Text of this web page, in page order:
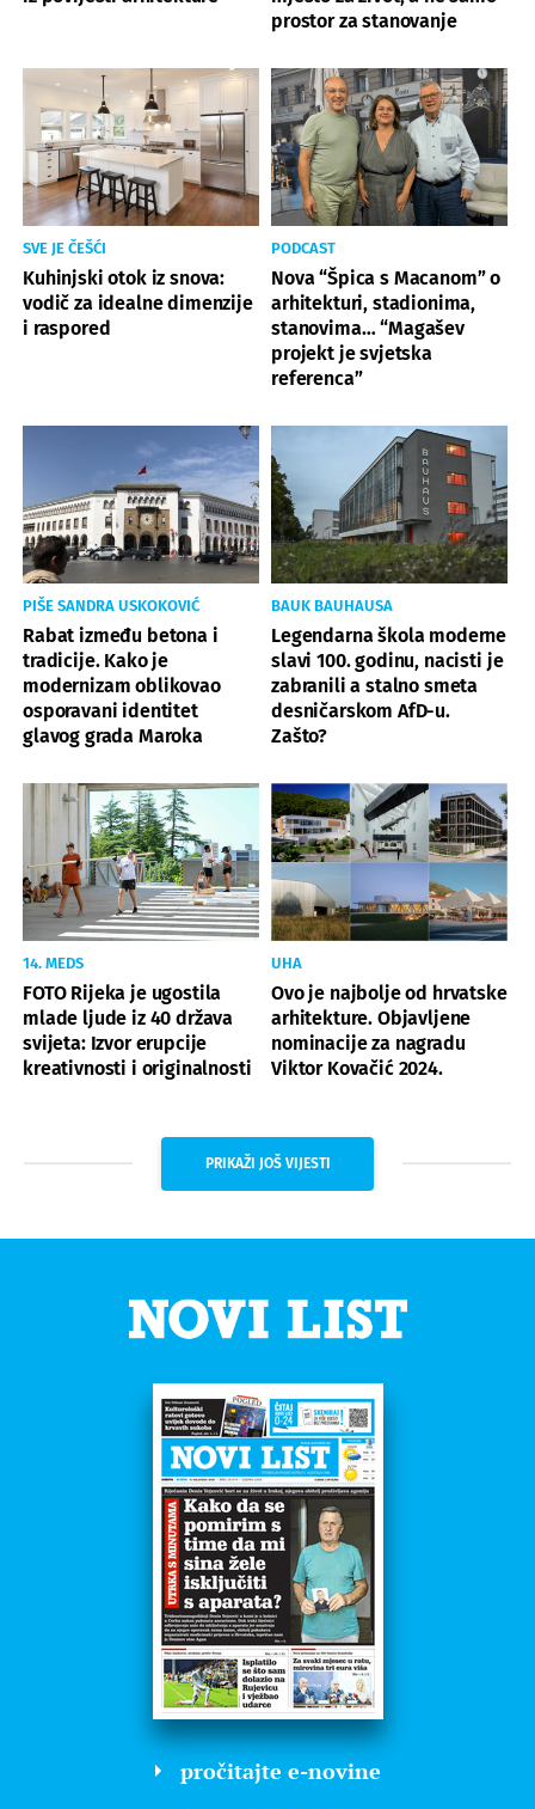
prostor za stanovanje
SVE JE ČEŠĆI
Kuhinjski otok iz snova:
vodič za idealne dimenzije
i raspored
PODCAST
Nova “Špica s Macanom” o
arhitekturi, stadionima,
stanovima… “Magašev
projekt je svjetska
referenca”
PIŠE SANDRA USKOKOVIĆ
Rabat između betona i
tradicije. Kako je
modernizam oblikovao
osporavani identitet
glavog grada Maroka
BAUK BAUHAUSA
Legendarna škola moderne
slavi 100. godinu, nacisti je
zabranili a stalno smeta
desničarskom AfD-u.
Zašto?
14. MEDS
FOTO Rijeka je ugostila
mlade ljude iz 40 država
svijeta: Izvor erupcije
kreativnosti i originalnosti
UHA
Ovo je najbolje od hrvatske
arhitekture. Objavljene
nominacije za nagradu
Viktor Kovačić 2024.
PRIKAŽI JOŠ VIJESTI
pročitajte e-novine